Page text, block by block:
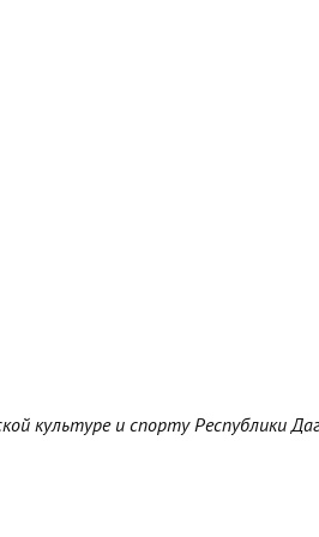
культуре и спорту Республики